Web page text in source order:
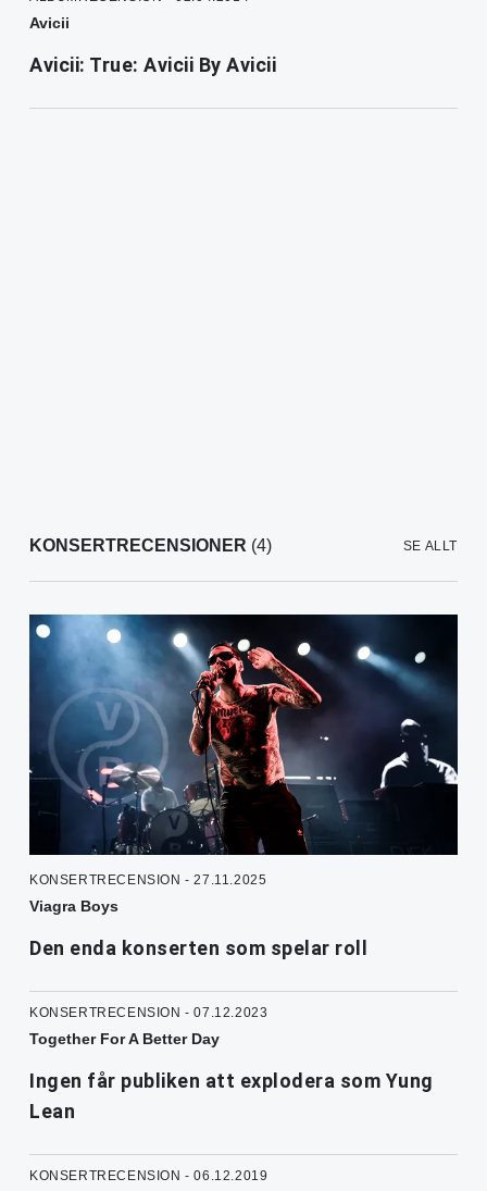
Avicii
Avicii: True: Avicii By Avicii
KONSERTRECENSIONER (4) SE ALLT
KONSERTRECENSION - 27.11.2025
Viagra Boys
Den enda konserten som spelar roll
KONSERTRECENSION - 07.12.2023
Together For A Better Day
Ingen får publiken att explodera som Yung
Lean
KONSERTRECENSION - 06.12.2019